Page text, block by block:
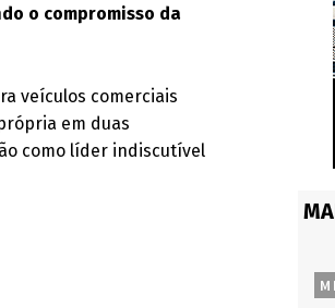
o compromisso da
veículos comerciais
em duas
como líder indiscutível